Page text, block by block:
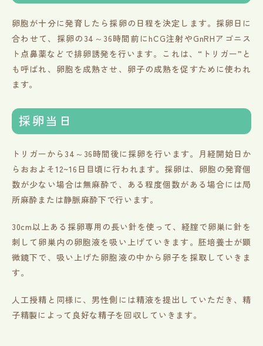
卵胞が十分に発育したら採卵の日程を決定します。採卵日に
合わせて、採卵の34～36時間前にhCG注射やGnRHアゴニス
ト点鼻薬などで排卵誘発を行います。これは、“トリガー”と
も呼ばれ、卵胞を成熟させ、卵子の成熟を促すために使われ
ます。
採卵当日
トリガーから34～36時間後に採卵を行います。月経開始日か
らおおよそ12~16日目頃に行われます。採卵は、卵胞の発育個
数が少ない場合は無麻酔で、ある程度個数がある場合には局
所麻酔または静脈麻酔下で行います。
30cm以上ある採卵専用の長い針を使って、経腟で卵巣に針を
刺して卵巣内の卵胞液を吸い上げていきます。胚培養士が顕
微鏡下で、吸い上げた卵胞液の中から卵子を採取していきま
す。
人工授精と同様に、男性側には精液を提出していただき、精
子精製によって良好な精子を回収していきます。